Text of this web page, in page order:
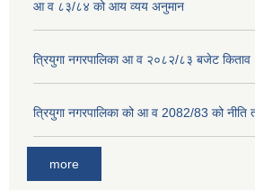
आ व ८३/८४ को आय व्यय अनुमान
त्रियुगा नगरपालिका आ व २०८२/८३ बजेट किताव
त्रियुगा नगरपालिका को आ व 2082/83 को नीति
more